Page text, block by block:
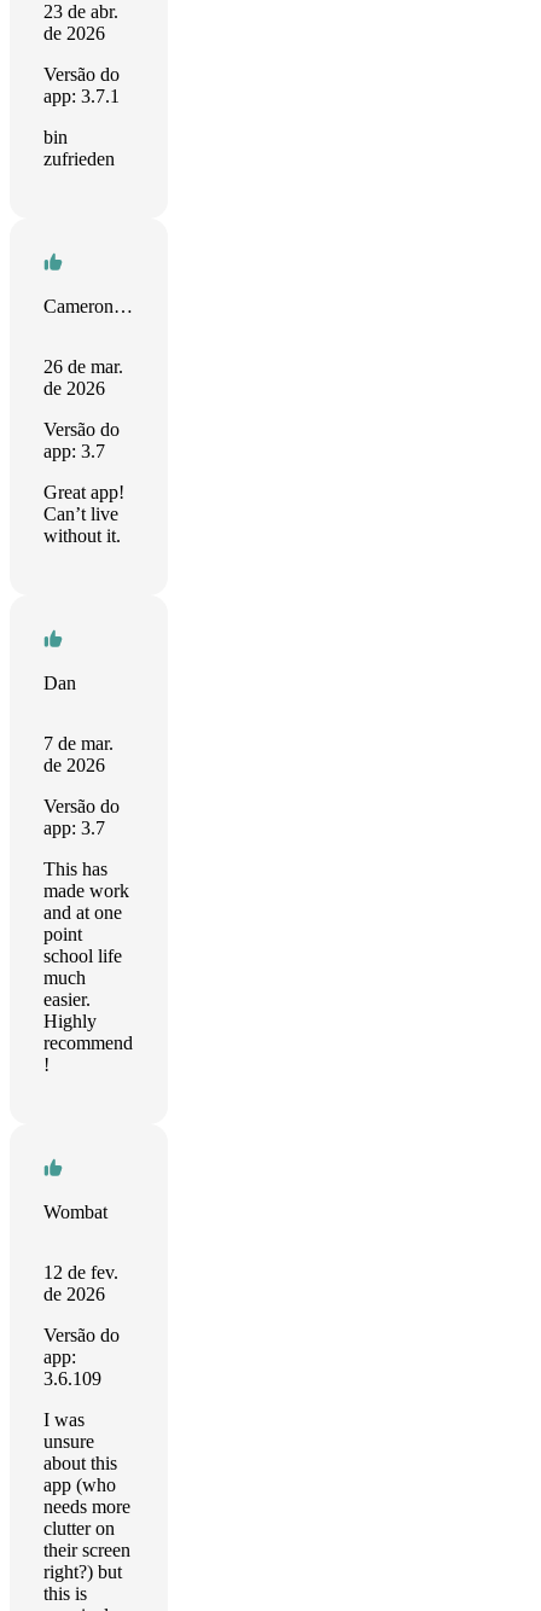
23 de abr.
de 2026
Versão do
app: 3.7.1
bin
zufrieden
Cameron Lawrence
26 de mar.
de 2026
Versão do
app: 3.7
Great app!
Can’t live
without it.
Dan
7 de mar.
de 2026
Versão do
app: 3.7
This has
made work
and at one
point
school life
much
easier.
Highly
recommend
!
Wombat
12 de fev.
de 2026
Versão do
app:
3.6.109
I was
unsure
about this
app (who
needs more
clutter on
their screen
right?) but
this is